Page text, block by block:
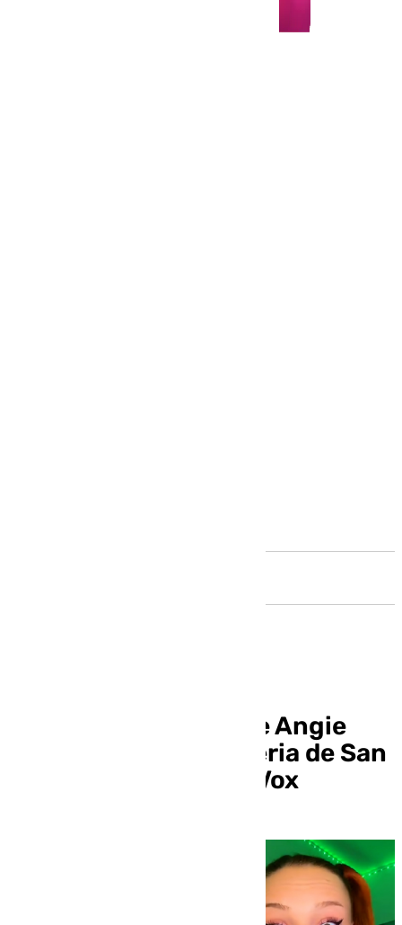
La polémica cantante Angie
Corine acudirá a la Feria de San
Pedro de la mano de Vox